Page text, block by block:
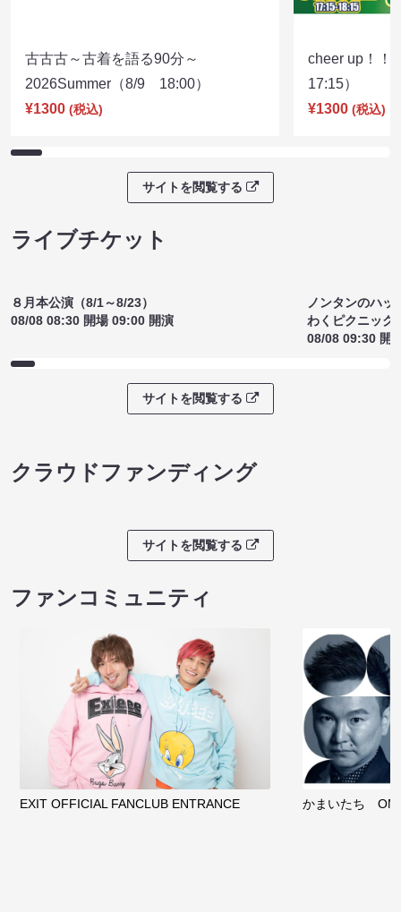
古古古～古着を語る90分～
2026Summer（8/9 18:00）
¥1300 (税込)
cheer up！
17:15）
¥1300 (税込)
サイトを閲覧する
ライブチケット
08/08 08:30 開場 09:00 開演
サイトを閲覧する
クラウドファンディング
サイトを閲覧する
ファンコミュニティ